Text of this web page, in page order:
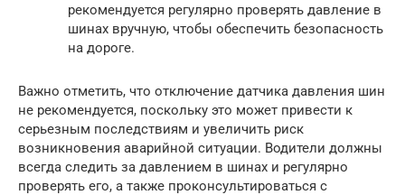
рекомендуется регулярно проверять давление в
шинах вручную, чтобы обеспечить безопасность
на дороге.
Важно отметить, что отключение датчика давления шин
не рекомендуется, поскольку это может привести к
серьезным последствиям и увеличить риск
возникновения аварийной ситуации. Водители должны
всегда следить за давлением в шинах и регулярно
проверять его, а также проконсультироваться с